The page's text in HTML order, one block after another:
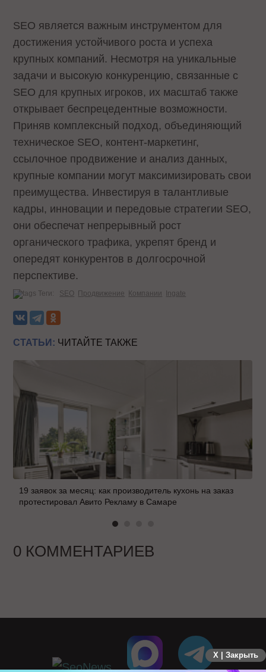
SEO является важным инструментом для
достижения устойчивого роста и успеха
крупных компаний. Несмотря на уникальные
задачи и высокую конкуренцию, связанные с
SEO для крупных игроков, их масштаб также
открывает беспрецедентные возможности.
Приняв комплексный подход, объединяющий
техническое SEO, контент-маркетинг,
ссылочное продвижение и анализ данных,
крупные компании могут максимизировать свои
преимущества. Инвестируя в талантливые
кадры, инновации и передовые стратегии SEO,
они обеспечат непрерывный рост
органического трафика, укрепят бренд и
опередят конкурентов в долгосрочной
перспективе.
Теги: SEO Продвижение Компании Ingate
СТАТЬИ: ЧИТАЙТЕ ТАКЖЕ
19 заявок за месяц: как производитель кухонь на заказ
протестировал Авито Рекламу в Самаре
0 КОММЕНТАРИЕВ
X | Закрыть